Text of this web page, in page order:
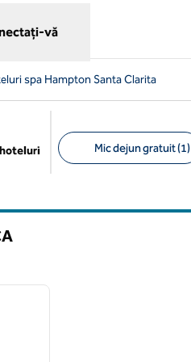
vă
spa Hampton Santa Clarita
Mic dejun gratuit (1)
imaginea următoare